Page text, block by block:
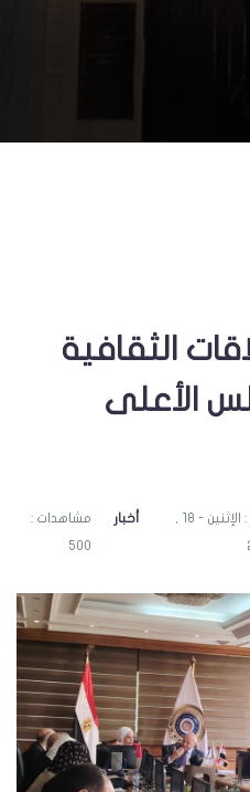
الثقافية
الأعلى
أخبار مشاهدات :
500